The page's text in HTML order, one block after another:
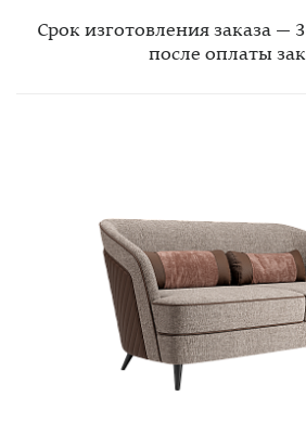
Срок изготовления заказа —
после оплаты